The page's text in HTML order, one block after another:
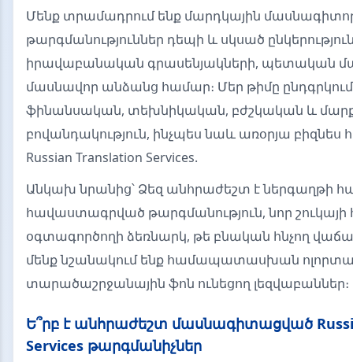
Մենք տրամադրում ենք մարդկային
թարգմանություններ դեպի և սկսած
իրավաբանական գրասենյակների, պետական
մասնավոր անձանց համար։ Մեր թիմը
ֆինանսական, տեխնիկական, բժշկական և
բովանդակություն, ինչպես նաև առօրյա բիզնես
Russian Translation Services.
Անկախ նրանից՝ Ձեզ անհրաժեշտ է ներգաղթի
հավաստագրված թարգմանություն, նոր
օգտագործողի ձեռնարկ, թե բնական հնչող
մենք նշանակում ենք համապատասխան
տարածաշրջանային ֆոն ունեցող լեզվաբաններ։
Ե՞րբ է անհրաժեշտ մասնագիտացված
Services թարգմանիչներ